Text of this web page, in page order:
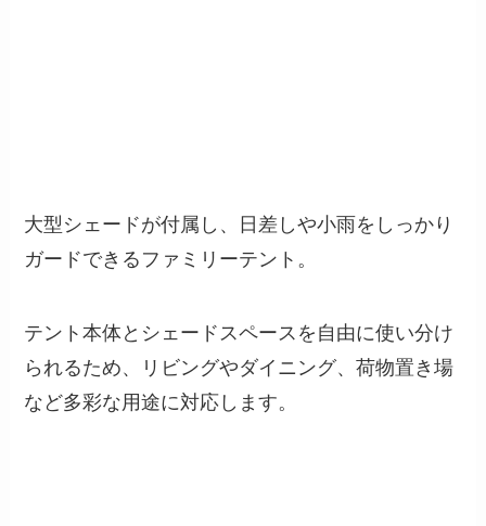
大型シェードが付属し、日差しや小雨をしっかり
ガードできるファミリーテント。
テント本体とシェードスペースを自由に使い分け
られるため、リビングやダイニング、荷物置き場
など多彩な用途に対応します。